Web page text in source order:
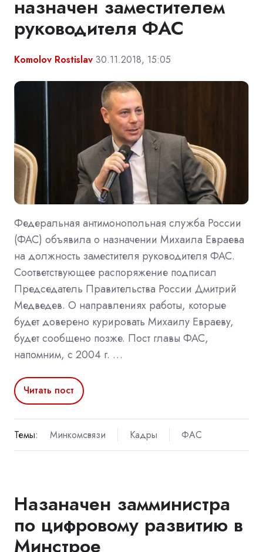
назначен заместителем
руководителя ФАС
Komolov Rostislav 30.11.2018, 15:05
Федеральная антимонопольная служба России
(ФАС) объявила о назначении Михаила Евраева
на должность заместителя руководителя ФАС.
Соответствующее распоряжение подписал
Председатель Правительства России Дмитрий
Медведев. О направлениях работы, которые
будет доверено курировать Михаилу Евраеву,
будет сообщено позже. Пост главы ФАС,
напомним, с 2004 г. …
Читать пост
Темы: Минкомсвязи Кадры ФАС
Назаначен замминистра
по цифровому развитию в
Минстрое